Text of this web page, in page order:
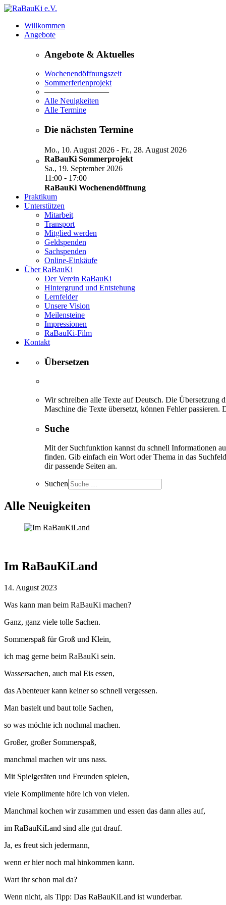
Willkommen
Angebote
Angebote & Aktuelles
Wochenendöffnungszeit
Sommerferienprojekt
————————
Alle Neuigkeiten
Alle Termine
Die nächsten Termine
Mo., 10. August 2026 - Fr., 28. August 2026
RaBauKi Sommerprojekt
Sa., 19. September 2026
11:00 - 17:00
RaBauKi Wochenendöffnung
Praktikum
Unterstützen
Mitarbeit
Transport
Mitglied werden
Geldspenden
Sachspenden
Online-Einkäufe
Über RaBauKi
Der Verein RaBauKi
Hintergrund und Entstehung
Lernfelder
Unsere Vision
Meilensteine
Impressionen
RaBauKi-Film
Kontakt
Übersetzen
Wir schreiben alle Texte auf Deutsch. Die Übersetzung
Maschine die Texte übersetzt, können Fehler passieren.
Suche
Mit der Suchfunktion kannst du schnell Informationen
finden. Gib einfach ein Wort oder Thema in das
dir passende Seiten an.
Suchen
Alle Neuigkeiten
Im RaBauKiLand
14. August 2023
Was kann man beim RaBauKi machen?
Ganz, ganz viele tolle Sachen.
Sommerspaß für Groß und Klein,
ich mag gerne beim RaBauKi sein.
Wassersachen, auch mal Eis essen,
das Abenteuer kann keiner so schnell vergessen.
Man bastelt und baut tolle Sachen,
so was möchte ich nochmal machen.
Großer, großer Sommerspaß,
manchmal machen wir uns nass.
Mit Spielgeräten und Freunden spielen,
viele Komplimente höre ich von vielen.
Manchmal kochen wir zusammen und essen das dann alles auf,
im RaBauKiLand sind alle gut drauf.
Ja, es freut sich jedermann,
wenn er hier noch mal hinkommen kann.
Wart ihr schon mal da?
Wenn nicht, als Tipp: Das RaBauKiLand ist wunderbar.